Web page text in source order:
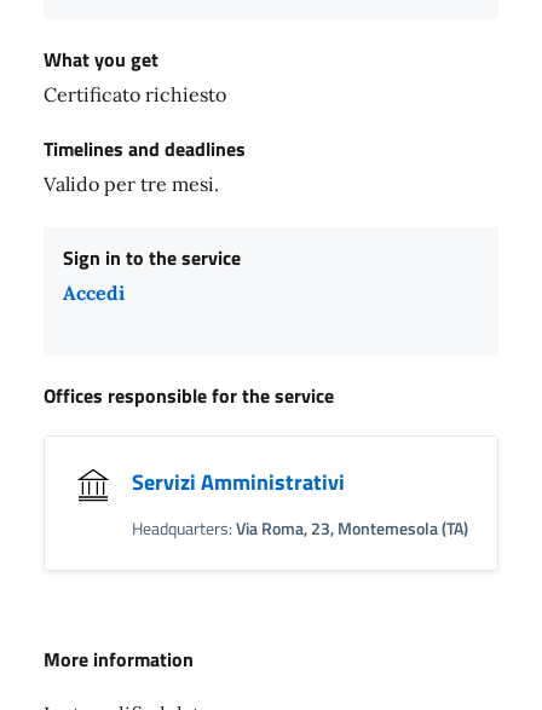
What you get
Certificato richiesto
Timelines and deadlines
Valido per tre mesi.
Sign in to the service
Accedi
Offices responsible for the service
Servizi Amministrativi
Headquarters:Via Roma, 23, Montemesola (TA)
More information